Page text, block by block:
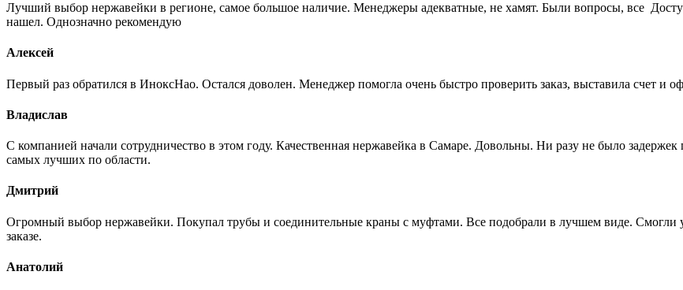
Лучший выбор нержавейки в регионе, самое большое наличие. Менеджеры адекватные, не хамят. Были вопросы, все
нашел. Однозначно рекомендую
Алексей
Первый раз обратился в ИноксНао. Остался доволен. Менеджер помогла очень быстро проверить заказ, выставила счет и
Владислав
С компанией начали сотрудничество в этом году. Качественная нержавейка в Самаре. Довольны. Ни разу не было
самых лучших по области.
Дмитрий
Огромный выбор нержавейки. Покупал трубы и соединительные краны с муфтами. Все подобрали в лучшем виде. Смогли
заказе.
Анатолий